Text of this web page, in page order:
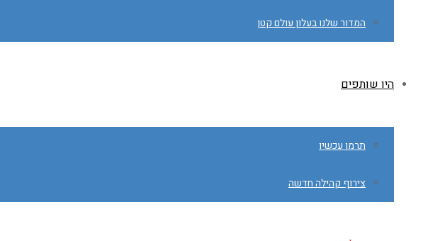
המדור שלנו בעלון עולם קטן
היו שותפים
תרמו עכשיו
צירוף קהילה חדשה